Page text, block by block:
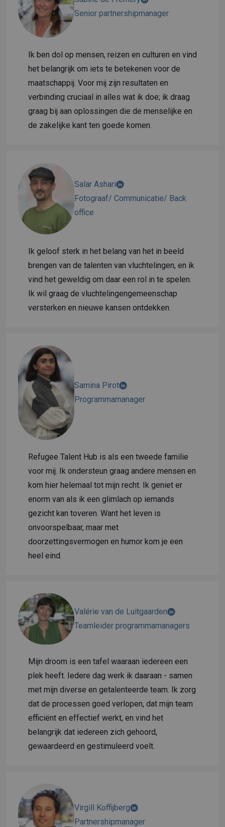
Senior partnershipmanager
Ik ben dol op mensen, reizen en culturen en vind
het belangrijk om iets te betekenen voor de
maatschappij. Voor mij zijn resultaten en
verbinding cruciaal in alles wat ik doe; ik draag
graag bij aan oplossingen die de menselijke en
de zakelijke kant ten goede komen.
Salar Ashari
Fotograaf/ Communicatie/ Back
office
Ik geloof sterk in het belang van het in beeld
brengen van de talenten van vluchtelingen, en ik
vind het geweldig om daar een rol in te spelen.
Ik wil graag de vluchtelingengemeenschap
versterken en nieuwe kansen ontdekken.
Samina Pirot
Programmamanager
Refugee Talent Hub is als een tweede familie
voor mij. Ik ondersteun graag andere mensen en
kom hier helemaal tot mijn recht. Ik geniet er
enorm van als ik een glimlach op iemands
gezicht kan toveren. Want het leven is
onvoorspelbaar, maar met
doorzettingsvermogen en humor kom je een
heel eind.
Valérie van de Luitgaarden
Teamleider programmamanagers
Mijn droom is een tafel waaraan iedereen een
plek heeft. Iedere dag werk ik daaraan - samen
met mijn diverse en getalenteerde team. Ik zorg
dat de processen goed verlopen, dat mijn team
efficiënt en effectief werkt, en vind het
belangrijk dat iedereen zich gehoord,
gewaardeerd en gestimuleerd voelt.
Virgill Koffijberg
Partnershipmanager